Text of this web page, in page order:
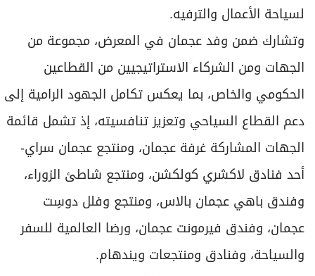
لسياحة الأعمال والترفيه.
وتشارك ضمن وفد عجمان في المعرض، مجموعة من
الجهات ومن الشركاء الاستراتيجيين من القطاعين
الحكومي والخاص، بما يعكس تكامل الجهود الرامية إلى
دعم القطاع السياحي وتعزيز تنافسيته، إذ تشمل قائمة
الجهات المشاركة غرفة عجمان، ومنتجع عجمان سراي-
أحد فنادق لاكشري كولكشن، ومنتجع شاطئ الزوراء،
وفندق باهي عجمان بالاس، ومنتجع وفلل دوسِت
عجمان، وفندق فيرمونت عجمان، ورضا العالمية للسفر
والسياحة، وفنادق ومنتجعات ويندهام.